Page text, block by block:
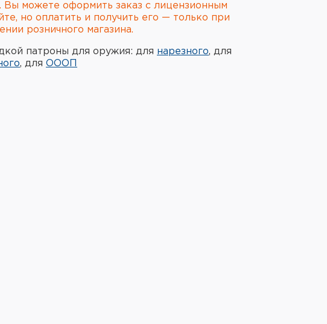
Вы можете оформить заказ с лицензионным
но оплатить и получить его — только при
розничного магазина.
патроны для оружия: для нарезного, для
, для ОООП